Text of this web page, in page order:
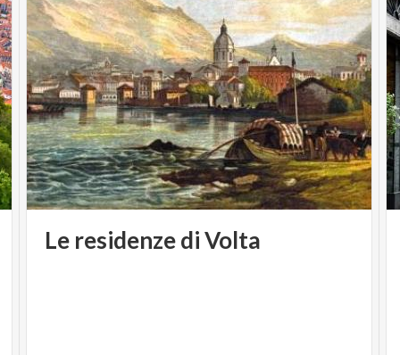
Le residenzediVolta